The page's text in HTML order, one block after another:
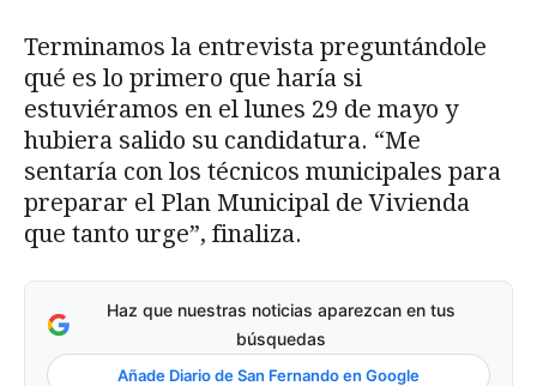
Terminamos la entrevista preguntándole
qué es lo primero que haría si
estuviéramos en el lunes 29 de mayo y
hubiera salido su candidatura. “Me
sentaría con los técnicos municipales para
preparar el Plan Municipal de Vivienda
que tanto urge”, finaliza.
Haz que nuestras noticias aparezcan en tus
búsquedas
Añade Diario de San Fernando en Google